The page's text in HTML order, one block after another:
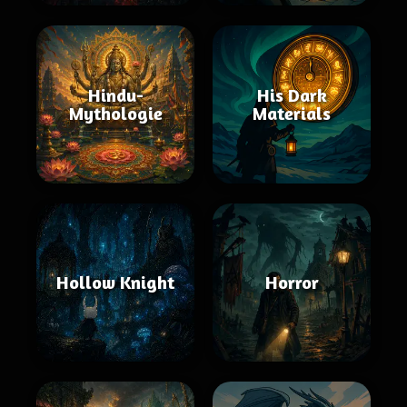
Hindu-
Mythologie
His Dark
Materials
Hollow Knight Horror